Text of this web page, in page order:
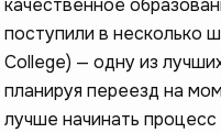
качественное
поступили в несколько
College) — одну из
планируя переезд на
лучше начинать